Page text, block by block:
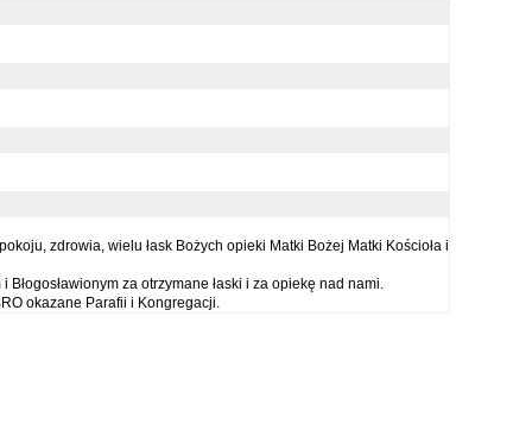
zdrowia, wielu łask Bożych opieki Matki Bożej Matki Kościoła i
za otrzymane łaski i za opiekę nad nami.
okazane Parafii i Kongregacji.